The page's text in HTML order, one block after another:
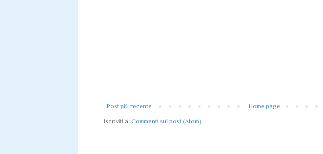
Post più recente Home page
Iscriviti a: Commenti sul post (Atom)